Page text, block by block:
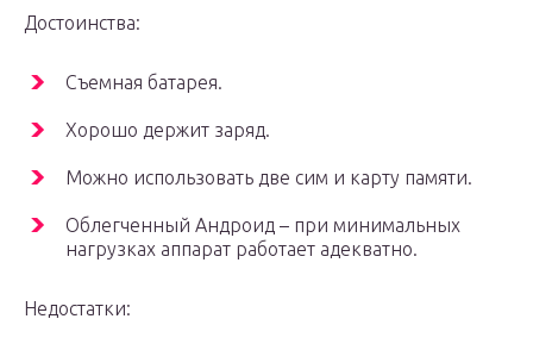
Достоинства:
Съемная батарея.
Хорошо держит заряд.
Можно использовать две сим и карту памяти.
Облегченный Андроид – при минимальных
нагрузках аппарат работает адекватно.
Недостатки: